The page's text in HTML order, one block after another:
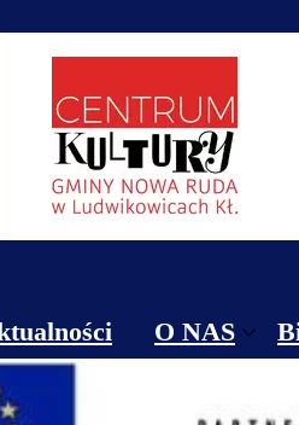
O NAS